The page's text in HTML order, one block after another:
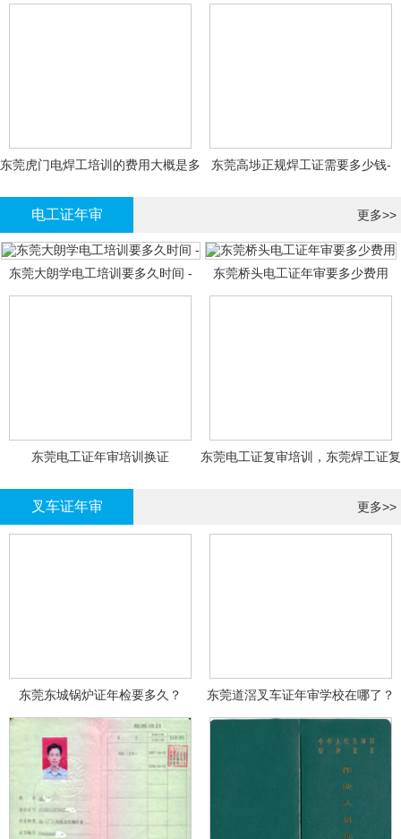
工证大概多少钱?
东莞虎门电焊工培训的费用大概是多
东莞高埗正规焊工证需要多少钱-
电工证年审 更多>>
东莞大朗学电工培训要多久时间 - 东莞桥头电工证年审要多少费用
东莞电工证年审培训换证
东莞电工证复审培训，东莞焊工证复
叉车证年审 更多>>
东莞东城锅炉证年检要多久？ 东莞道滘叉车证年审学校在哪了？